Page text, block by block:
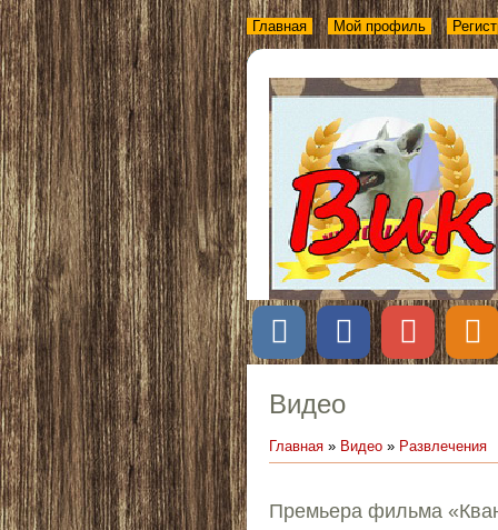
Главная Мой профиль
Видео
Главная » Видео » Развлечения
Премьера фильма